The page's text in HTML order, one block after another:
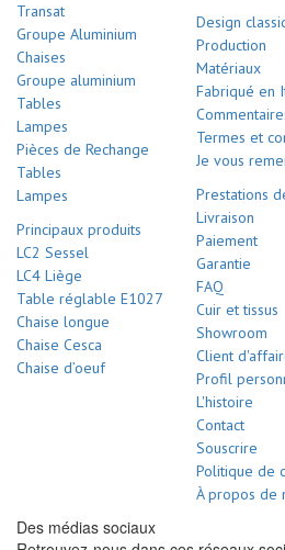
Transat
Groupe Aluminium
Chaises
Groupe aluminium
Tables
Lampes
Pièces de Rechange
Tables
Lampes
Principaux produits
LC2 Sessel
LC4 Liège
Table réglable E1027
Chaise longue
Chaise Cesca
Chaise d’oeuf
Design
Production
Matériaux
Fabriqué en
Termes et
Je vous
Prestations
Livraison
Paiement
Garantie
FAQ
Cuir et tissus
Showroom
Client
Profil
L'histoire
Contact
Souscrire
Politique de
À propos de
Des médias sociaux